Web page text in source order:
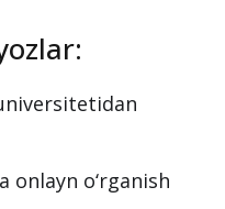
onlayn o‘rganish